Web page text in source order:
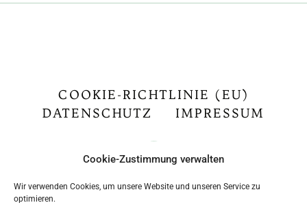
Cookie-Zustimmung verwalten
Wir verwenden Cookies, um unsere Website und unseren Service zu
optimieren.
COOKIE-RICHTLINIE (EU)
DATENSCHUTZ
IMPRESSUM